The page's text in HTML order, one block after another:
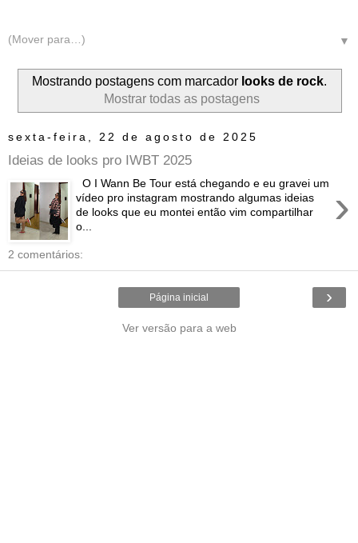
▼
Mostrando postagens com marcador looks de rock.
Mostrar todas as postagens
sexta-feira, 22 de agosto de 2025
Ideias de looks pro IWBT 2025
›
O I Wann Be Tour está chegando e eu gravei um
vídeo pro instagram mostrando algumas ideias
de looks que eu montei então vim compartilhar
o...
2 comentários:
›
Página inicial
Ver versão para a web